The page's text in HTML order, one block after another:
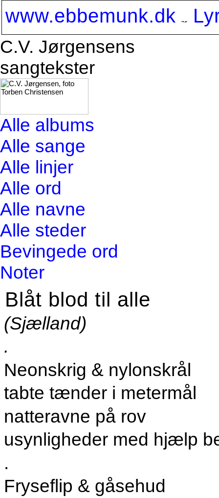
www.ebbemunk.dk
C.V. Jørgensens
sangtekster
Alle albums
Alle sange
Alle linjer
Alle ord
Alle navne
Alle steder
Bevingede ord
Noter
Blåt blod til alle
(Sjælland)
.
Neonskrig & nylonskrål
tabte tænder i metermål
natteravne på rov
usynligheder med hjælp
.
Fryseflip & gåsehud